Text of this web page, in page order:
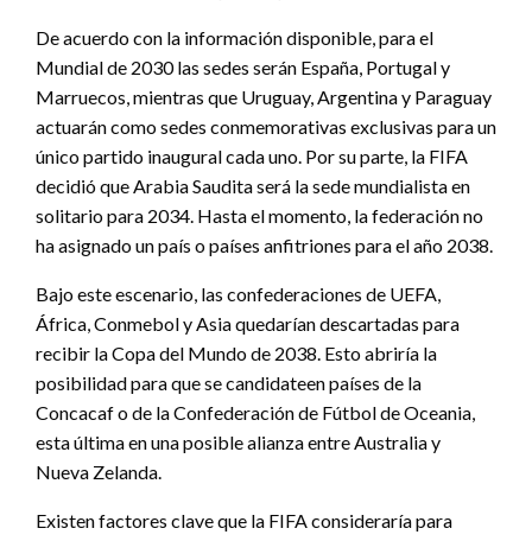
De acuerdo con la información disponible, para el
Mundial de 2030 las sedes serán España, Portugal y
Marruecos, mientras que Uruguay, Argentina y Paraguay
actuarán como sedes conmemorativas exclusivas para un
único partido inaugural cada uno. Por su parte, la FIFA
decidió que Arabia Saudita será la sede mundialista en
solitario para 2034. Hasta el momento, la federación no
ha asignado un país o países anfitriones para el año 2038.
Bajo este escenario, las confederaciones de UEFA,
África, Conmebol y Asia quedarían descartadas para
recibir la Copa del Mundo de 2038. Esto abriría la
posibilidad para que se candidateen países de la
Concacaf o de la Confederación de Fútbol de Oceania,
esta última en una posible alianza entre Australia y
Nueva Zelanda.
Existen factores clave que la FIFA consideraría para